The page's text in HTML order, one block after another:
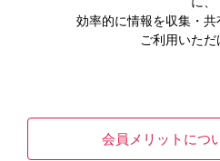
グラセプターカプセル
プログラフカプセル5mg
効率的に情報を収集・
ご利用いただ
会員メリットにつ